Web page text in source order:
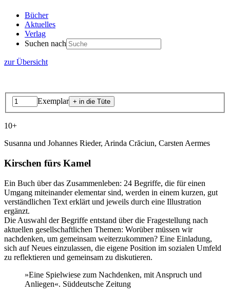
Bücher
Aktuelles
Verlag
Suchen nach
zur Übersicht
Exemplar
10+
Susanna und Johannes Rieder, Arinda Crăciun, Carsten Aermes
Kirschen fürs Kamel
Ein Buch über das Zusammenleben: 24 Begriffe, die für einen
Umgang miteinander elementar sind, werden in einem kurzen, gut
verständlichen Text erklärt und jeweils durch eine Illustration
ergänzt.
Die Auswahl der Begriffe entstand über die Fragestellung nach
aktuellen gesellschaftlichen Themen: Worüber müssen wir
nachdenken, um gemeinsam weiterzukommen? Eine Einladung,
sich auf Neues einzulassen, die eigene Position im sozialen Umfeld
zu reflektieren und gemeinsam zu diskutieren.
»Eine Spielwiese zum Nachdenken, mit Anspruch und
Anliegen«. Süddeutsche Zeitung